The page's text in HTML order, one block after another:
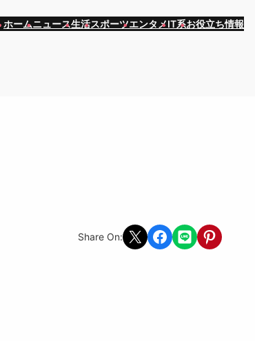
ホームニュース生活スポーツエンタメIT系お役立ち情報
Share On: Share on X Share on Facebook
Share on LINEShare on